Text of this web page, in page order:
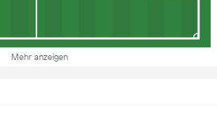
Mehr anzeigen